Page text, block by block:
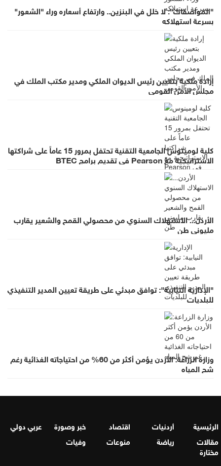
"المواصفات": لا خلل في البنزين.. وارتفاع أسعاره وراء "الشعور"
بسرعة استهلاكه
إرادة ملكية بتعيين رئيس الديوان الملكي ومدير مكتب الملك في
مجلس الأمن القومي
كلية لومينوس الجامعية التقنية تحتفل بمرور 15 عاماً على شراكتها
الاستراتيجية مع Pearson في تقديم برامج BTEC
الأردن... الاستهلاك السنوي من محصولي القمح والشعير يقارب
مليوني طن
"الإدارية النيابية": توافق مبدئي على طريقة تعيين المدير التنفيذي
للبلديات
وزارة الزراعة: الأردن يؤمن أكثر من 60% من احتياجاته الغذائية رغم
شح المياه
الرئيسية أردنيات اقتصاد خبر وصورة
عربي دولي
مقالات
مختارة
رياضة منوعات وفيات